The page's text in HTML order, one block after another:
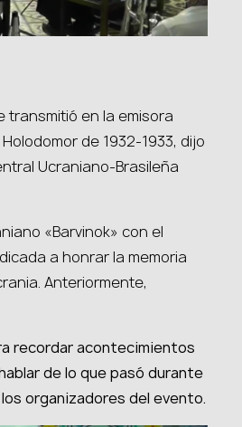
en la emisora
de 1932-1933, dijo
Ucraniano-Brasileña
«Barvinok» con el
a honrar la memoria
Anteriormente,
recordar acontecimientos
de lo que pasó durante
los organizadores del evento.